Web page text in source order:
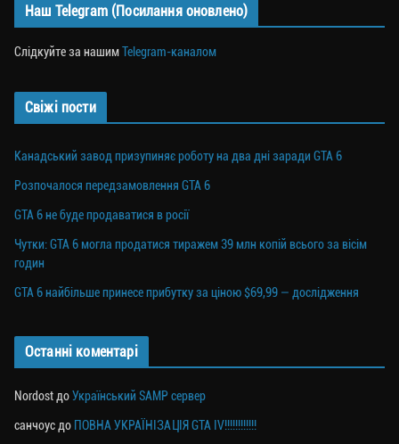
Наш Telegram (Посилання оновлено)
Слідкуйте за нашимTelegram-каналом
Свіжі пости
Канадський завод призупиняє роботу на два дні заради GTA 6
Розпочалося передзамовлення GTA 6
GTA 6 не буде продаватися в росії
Чутки: GTA 6 могла продатися тиражем 39 млн копій всього за вісім
годин
GTA 6 найбільше принесе прибутку за ціною $69,99 — дослідження
Останні коментарі
Nordost доУкраїнський SAMP сервер
санчоус до ПОВНА УКРАЇНІЗАЦІЯ GTA IV!!!!!!!!!!!!